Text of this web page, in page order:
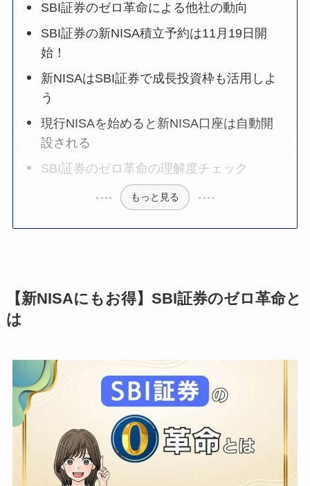
SBI証券のゼロ革命による他社の動向
SBI証券の新NISA積立予約は11月19日開
始！
新NISAはSBI証券で成長投資枠も活用しよ
う
現行NISAを始めると新NISA口座は自動開
設される
SBI証券のゼロ革命の理解度チェック
もっと見る
【新NISAにもお得】SBI証券のゼロ革命と
は